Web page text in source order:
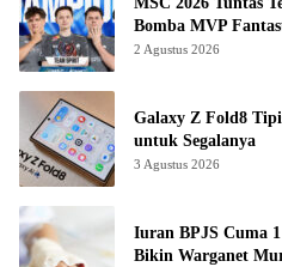
Bomba MVP
2 Agustus 2026
Galaxy Z Fold8
untuk Segalanya
3 Agustus 2026
Iuran BPJS Cuma
Bikin Warganet